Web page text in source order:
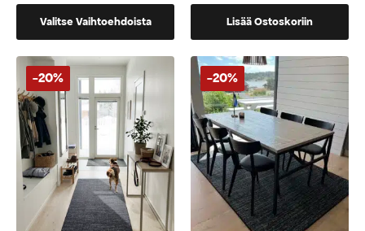
hinta
41,00 €.
hinta
32,80 €.Valitse Vaihtoehdoista
tuotteella
vaihtoehtoja,
jotka
voidaan
valita
tuotteen
sivulla
Lisää Ostoskoriin
-20% -20%